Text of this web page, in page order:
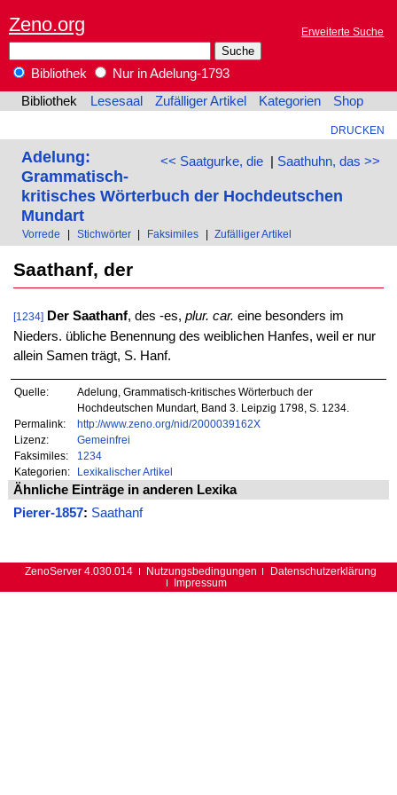
Zeno.org Erweiterte Suche
Bibliothek
Nur in Adelung-1793
Bibliothek
Lesesaal Zufälliger Artikel Kategorien Shop
DRUCKEN
<< Saatgurke, die| Saathuhn, das >>
Adelung:
Grammatisch-
kritisches Wörterbuch der Hochdeutschen
Mundart
Vorrede Stichwörter Faksimiles Zufälliger Artikel
Saathanf, der
[1234] Der Saathanf, des -es, plur. car. eine besonders im
Nieders. übliche Benennung des weiblichen Hanfes, weil er nur
allein Samen trägt, S. Hanf.
Quelle:
Adelung, Grammatisch-kritisches Wörterbuch der
Hochdeutschen Mundart, Band 3. Leipzig 1798, S. 1234.
Permalink:
http://www.zeno.org/nid/2000039162X
Lizenz:
Gemeinfrei
Faksimiles:
1234
Kategorien:
Lexikalischer Artikel
Ähnliche Einträge in anderen Lexika
Pierer-1857: Saathanf
ZenoServer 4.030.014 Nutzungsbedingungen
Datenschutzerklärung
Impressum